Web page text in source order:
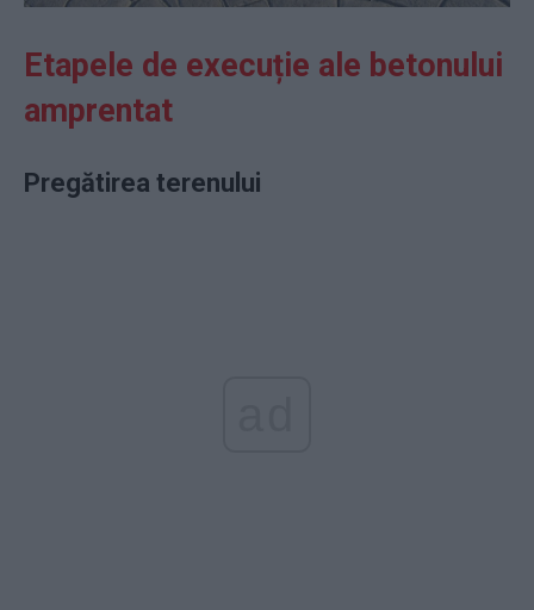
Etapele de execuție ale betonului
amprentat
Pregătirea terenului